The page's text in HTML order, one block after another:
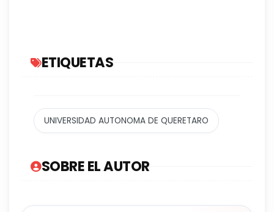
ETIQUETAS
UNIVERSIDAD AUTONOMA DE QUERETARO
SOBRE EL AUTOR